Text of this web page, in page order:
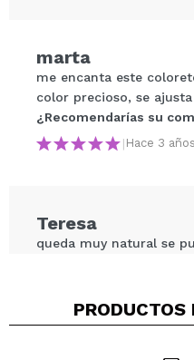
Tu vídeo podría ser
marta
me encanta este
color precioso, se
¿Recomendarías su
| Hace 3 años
Teresa
queda muy natural se
|Hace 3
PRODUCTOS